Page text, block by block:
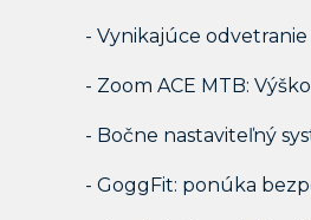
- Vynikajúce
- Zoom ACE MTB:
- Bočne nastaviteľný
- GoggFit: ponúka